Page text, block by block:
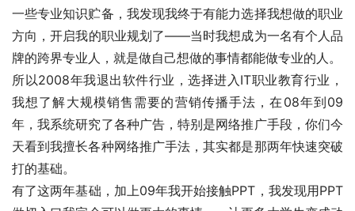
一些专业知识贮备，我发现我终于有能力选择我想做的职业
方向，开启我的职业规划了——当时我想成为一名有个人品
牌的跨界专业人，就是做自己想做的事情都能做专业的人。
所以2008年我退出软件行业，选择进入IT职业教育行业，
我想了解大规模销售需要的营销传播手法，在08年到09
年，我系统研究了各种广告，特别是网络推广手段，你们今
天看到我擅长各种网络推广手法，其实都是那两年快速突破
打的基础。
有了这两年基础，加上09年我开始接触PPT，我发现用PPT